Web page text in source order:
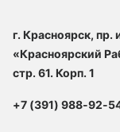
г. Красноярск, пр.
«Красноярский
стр. 61. Корп. 1
+7 (391) 988-92-